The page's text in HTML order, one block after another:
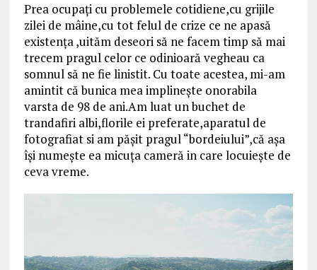
Prea ocupaţi cu problemele cotidiene,cu grijile
zilei de mâine,cu tot felul de crize ce ne apasă
existenţa ,uităm deseori să ne facem timp să mai
trecem pragul celor ce odinioară vegheau ca
somnul să ne fie linistit. Cu toate acestea, mi-am
amintit că bunica mea implineşte onorabila
varsta de 98 de ani.Am luat un buchet de
trandafiri albi,florile ei preferate,aparatul de
fotografiat si am păşit pragul “bordeiului”,că aşa
îşi numeşte ea micuţa cameră in care locuieşte de
ceva vreme.